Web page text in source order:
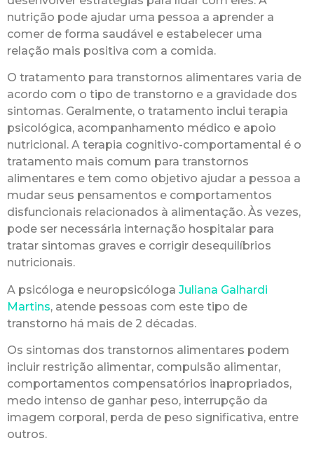
nutrição pode ajudar uma pessoa a aprender a
comer de forma saudável e estabelecer uma
relação mais positiva com a comida.
O tratamento para transtornos alimentares varia de
acordo com o tipo de transtorno e a gravidade dos
sintomas. Geralmente, o tratamento inclui terapia
psicológica, acompanhamento médico e apoio
nutricional. A terapia cognitivo-comportamental é o
tratamento mais comum para transtornos
alimentares e tem como objetivo ajudar a pessoa a
mudar seus pensamentos e comportamentos
disfuncionais relacionados à alimentação. Às vezes,
pode ser necessária internação hospitalar para
tratar sintomas graves e corrigir desequilíbrios
nutricionais.
A psicóloga e neuropsicóloga Juliana Galhardi
Martins, atende pessoas com este tipo de
transtorno há mais de 2 décadas.
Os sintomas dos transtornos alimentares podem
incluir restrição alimentar, compulsão alimentar,
comportamentos compensatórios inapropriados,
medo intenso de ganhar peso, interrupção da
imagem corporal, perda de peso significativa, entre
outros.